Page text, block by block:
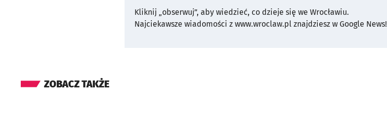
Kliknij „obserwuj”, aby wiedzieć, co dzieje się we Wrocławiu.
Najciekawsze wiadomości z www.wroclaw.pl znajdziesz w Google News!
ZOBACZ TAKŻE